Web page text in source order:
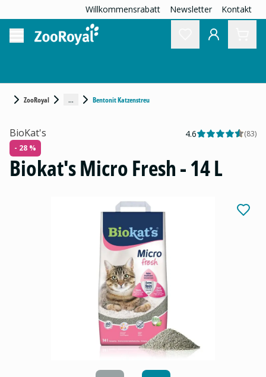
Willkommensrabatt Newsletter Kontakt
ZooRoyal ... Bentonit Katzenstreu
BioKat's 4.6 (83)
- 28 %
Biokat's Micro Fresh - 14 L